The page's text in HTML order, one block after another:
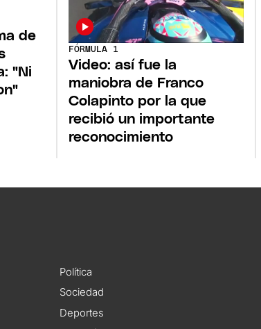
de
"Ni
FÓRMULA 1
Video: así fue la
maniobra de Franco
Colapinto por la que
recibió un importante
reconocimiento
Política
Sociedad
Deportes